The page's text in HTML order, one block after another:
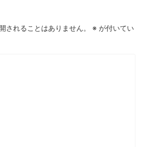
されることはありません。 ※ が付いてい